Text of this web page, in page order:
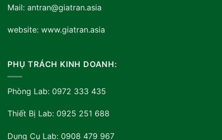
Mail: antran@giatran.asia
website: www.giatran.asia
PHỤ TRÁCH KINH DOANH:
Phòng Lab: 0972 333 435
Thiết Bị Lab: 0925 251 688
Dụng Cụ Lab: 0908 479 967